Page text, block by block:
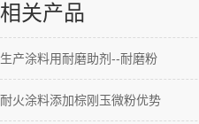
相关产品
生产涂料用耐磨助剂--耐磨粉
耐火涂料添加棕刚玉微粉优势